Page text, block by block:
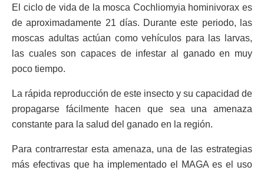
El ciclo de vida de la mosca Cochliomyia hominivorax es
de aproximadamente 21 días. Durante este periodo, las
moscas adultas actúan como vehículos para las larvas,
las cuales son capaces de infestar al ganado en muy
poco tiempo.
La rápida reproducción de este insecto y su capacidad de
propagarse fácilmente hacen que sea una amenaza
constante para la salud del ganado en la región.
Para contrarrestar esta amenaza, una de las estrategias
más efectivas que ha implementado el MAGA es el uso